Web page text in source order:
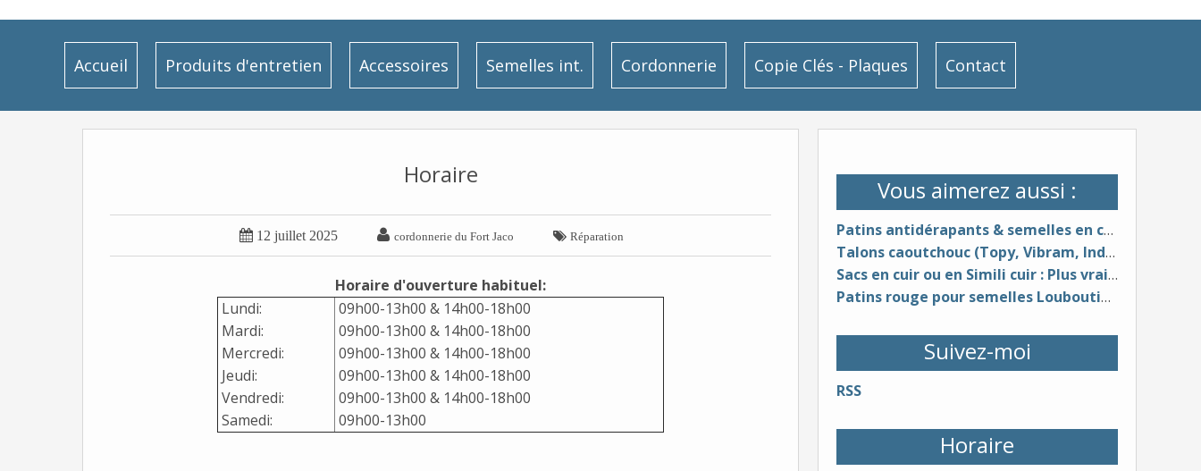
Accueil Produits d'entretien Accessoires Semelles int. Cordonnerie Copie Clés - Plaques Contact
Vous aimerez aussi :
Patins antidérapants & semelles en caoutchouc (différentes couleurs & épaisseurs)
Talons caoutchouc (Topy, Vibram, Indiana, Dunlop, Svig, Cuir, etc...
Sacs en cuir ou en Simili cuir : Plus vrai que nature ? - Video
Patins rouge pour semelles Louboutin (Vibram ou lisse)
Suivez-moi
RSS
Horaire
Horaire
 12 juillet 2025  cordonnerie du Fort Jaco  Réparation
Horaire d'ouverture habituel:
Lundi:
Mardi:
Mercredi:
Jeudi:
Vendredi:
Samedi:
09h00-13h00 & 14h00-18h00
09h00-13h00 & 14h00-18h00
09h00-13h00 & 14h00-18h00
09h00-13h00 & 14h00-18h00
09h00-13h00 & 14h00-18h00
09h00-13h00